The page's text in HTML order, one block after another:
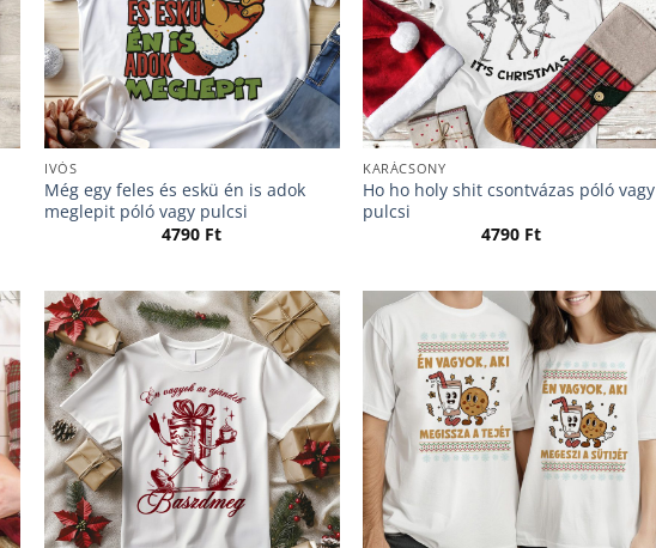
IVÓS
Még egy feles és eskü én is adok
meglepit póló vagy pulcsi
4790 Ft
KARÁCSONY
Ho ho holy shit csontvázas póló vagy
pulcsi
4790 Ft